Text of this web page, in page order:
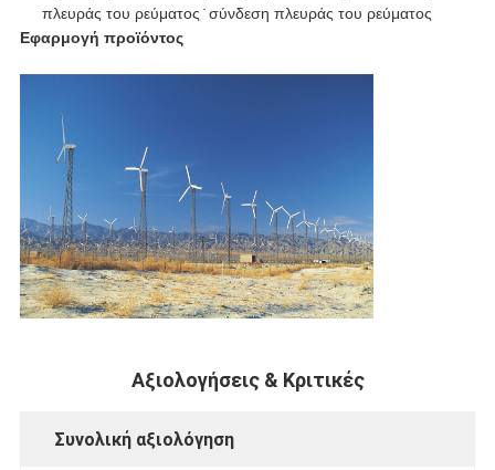
πλευράς του ρεύματος ̇ σύνδεση πλευράς του ρεύματος
Εφαρμογή προϊόντος
Αξιολογήσεις & Κριτικές
Συνολική αξιολόγηση